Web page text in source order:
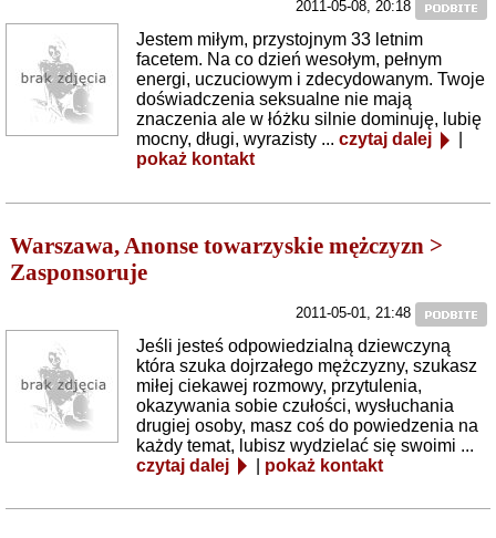
2011-05-08, 20:18
Jestem miłym, przystojnym 33 letnim
facetem. Na co dzień wesołym, pełnym
energi, uczuciowym i zdecydowanym. Twoje
doświadczenia seksualne nie mają
znaczenia ale w łóżku silnie dominuję, lubię
mocny, długi, wyrazisty ... czytaj dalej
pokaż kontakt
Warszawa, Anonse towarzyskie mężczyzn >
Zasponsoruje
2011-05-01, 21:48
Jeśli jesteś odpowiedzialną dziewczyną
która szuka dojrzałego mężczyzny, szukasz
miłej ciekawej rozmowy, przytulenia,
okazywania sobie czułości, wysłuchania
drugiej osoby, masz coś do powiedzenia na
każdy temat, lubisz wydzielać się swoimi ...
czytaj dalej
pokaż kontakt